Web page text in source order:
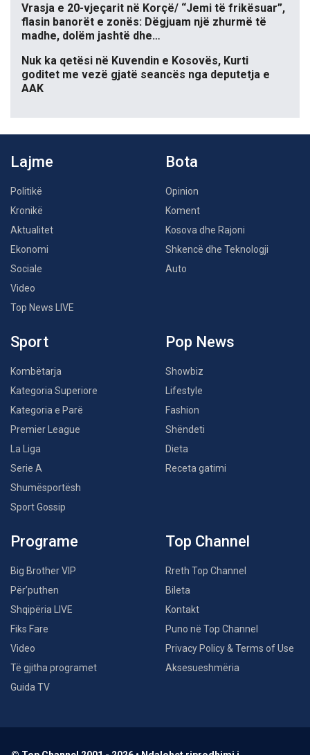
Vrasja e 20-vjeçarit në Korçë/ “Jemi të frikësuar”,
flasin banorët e zonës: Dëgjuam një zhurmë të
madhe, dolëm jashtë dhe…
Nuk ka qetësi në Kuvendin e Kosovës, Kurti
goditet me vezë gjatë seancës nga deputetja e
AAK
Lajme
Politikë
Kronikë
Aktualitet
Ekonomi
Sociale
Video
Top News LIVE
Bota
Opinion
Koment
Kosova dhe Rajoni
Shkencë dhe Teknologji
Auto
Sport
Kombëtarja
Kategoria Superiore
Kategoria e Parë
Premier League
La Liga
Serie A
Shumësportësh
Sport Gossip
Pop News
Showbiz
Lifestyle
Fashion
Shëndeti
Dieta
Receta gatimi
Programe
Big Brother VIP
Për’puthen
Shqipëria LIVE
Fiks Fare
Video
Të gjitha programet
Guida TV
Top Channel
Rreth Top Channel
Bileta
Kontakt
Puno në Top Channel
Privacy Policy & Terms of Use
Aksesueshmëria